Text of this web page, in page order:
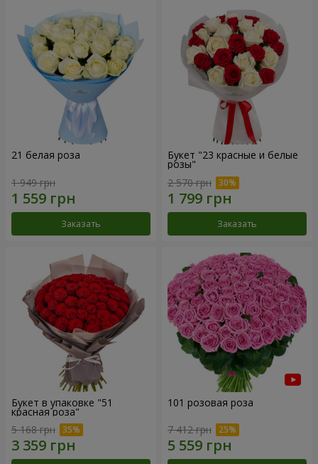
21 белая роза
1 949 грн
Заказать
Букет "23 красные и белые
розы"
2 570 грн
Заказать
Букет в упаковке "51
красная роза"
5 168 грн
101 розовая роза
7 412 грн